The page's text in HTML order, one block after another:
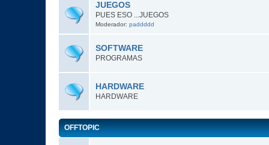
JUEGOS
PUES ESO ...JUEGOS
Moderador: paddddd
SOFTWARE
PROGRAMAS
HARDWARE
HARDWARE
OFFTOPIC